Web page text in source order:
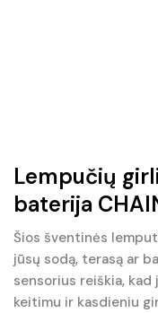
Lempučių
baterija
Šios šventinės
jūsų sodą, terasą ar
sensorius reiškia,
keitimu ir kasdieniu